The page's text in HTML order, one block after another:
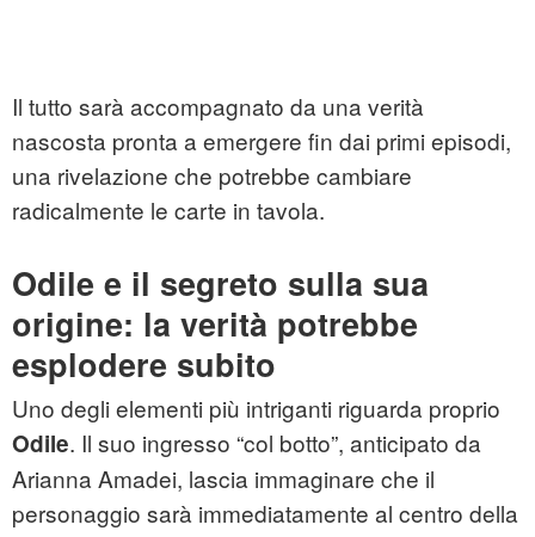
Il tutto sarà accompagnato da una verità
nascosta pronta a emergere fin dai primi episodi,
una rivelazione che potrebbe cambiare
radicalmente le carte in tavola.
Odile e il segreto sulla sua
origine: la verità potrebbe
esplodere subito
Uno degli elementi più intriganti riguarda proprio
Odile. Il suo ingresso “col botto”, anticipato da
Arianna Amadei, lascia immaginare che il
personaggio sarà immediatamente al centro della